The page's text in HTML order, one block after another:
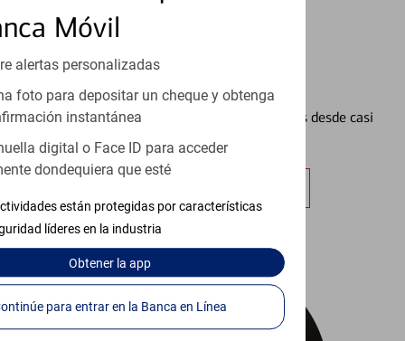
Móvil
alertas personalizadas
foto para depositar un cheque y obtenga
instantánea
digital o Face ID para acceder
dondequiera que esté
están protegidas por características
líderes en la industria
Obtenerla app
Continúe para entrar en la Banca en Línea
Configurar Alertas³
Vea cómo mantener el control de sus finanzas desde casi
cualquier lugar.